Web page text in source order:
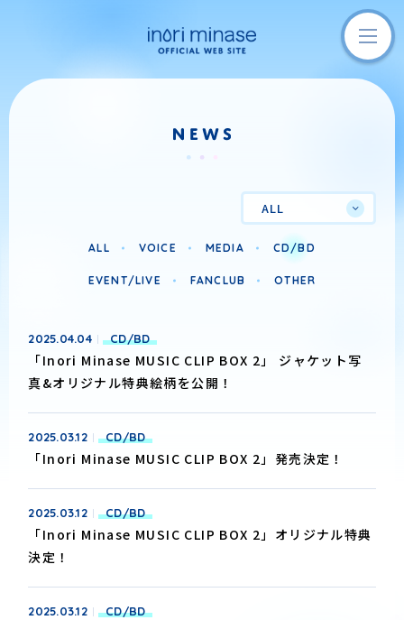
ALL
ALL VOICE MEDIA CD/BD
EVENT/LIVE FANCLUB OTHER
2025.04.04 CD/BD
「Inori Minase MUSIC CLIP BOX 2」 ジャケット写
真&オリジナル特典絵柄を公開！
2025.03.12 CD/BD
「Inori Minase MUSIC CLIP BOX 2」発売決定！
2025.03.12 CD/BD
「Inori Minase MUSIC CLIP BOX 2」オリジナル特典
決定！
2025.03.12 CD/BD